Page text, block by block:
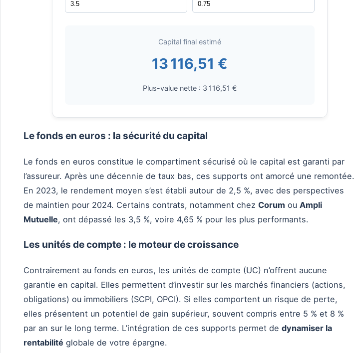
Capital final estimé
13 116,51 €
Plus-value nette : 3 116,51 €
Le fonds en euros : la sécurité du capital
Le fonds en euros constitue le compartiment sécurisé où le capital est garanti par
l’assureur. Après une décennie de taux bas, ces supports ont amorcé une remontée.
En 2023, le rendement moyen s’est établi autour de 2,5 %, avec des perspectives
de maintien pour 2024. Certains contrats, notamment chez Corum ou Ampli
Mutuelle, ont dépassé les 3,5 %, voire 4,65 % pour les plus performants.
Les unités de compte : le moteur de croissance
Contrairement au fonds en euros, les unités de compte (UC) n’offrent aucune
garantie en capital. Elles permettent d’investir sur les marchés financiers (actions,
obligations) ou immobiliers (SCPI, OPCI). Si elles comportent un risque de perte,
elles présentent un potentiel de gain supérieur, souvent compris entre 5 % et 8 %
par an sur le long terme. L’intégration de ces supports permet de dynamiser la
rentabilité globale de votre épargne.